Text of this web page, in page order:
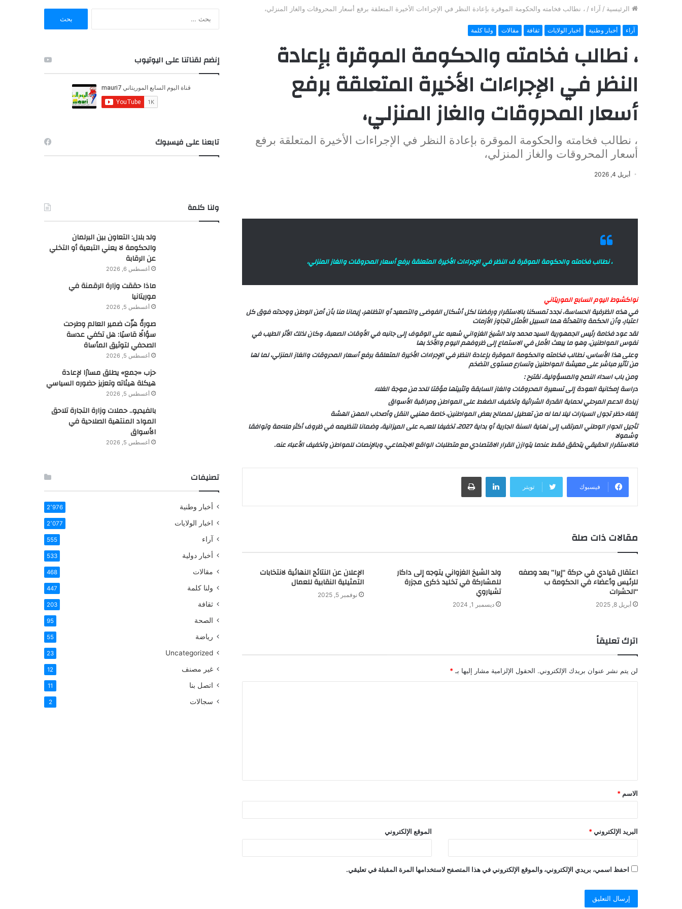
الرئيسية / آراء / ، نطالب فخامته والحكومة الموقرة بإعادة النظر في الإجراءات الأخيرة المتعلقة برفع أسعار المحروقات والغاز المنزلي،
آراء أخبار وطنية اخبار الولايات ثقافة مقالات ولنا كلمة
، نطالب فخامته والحكومة الموقرة بإعادة
النظر في الإجراءات الأخيرة المتعلقة برفع
أسعار المحروقات والغاز المنزلي،
، نطالب فخامته والحكومة الموقرة بإعادة النظر في الإجراءات الأخيرة المتعلقة برفع
أسعار المحروقات والغاز المنزلي،
أبريل 4, 2026
، نطالب فخامته والحكومة الموقرة ف النظر في الإجراءات الأخيرة المتعلقة برفع أسعار المحروقات والغاز المنزلي،
نواكشوط اليوم السابع الموريتاني
في هذه الظرفية الحساسة، نجدد تمسكنا بالاستقرار ورفضنا لكل أشكال الفوضى والتصعيد أو التظاهر، إيمانا منا بأن أمن الوطن ووحدته فوق كل
اعتبار، وأن الحكمة والتهدئة هما السبيل الأمثل لتجاوز الأزمات
لقد عود فخامة رئيس الجمهورية السيد محمد ولد الشيخ الغزواني شعبه على الوقوف إلى جانبه في الأوقات الصعبة، وكان لذلك الأثر الطيب في
نفوس المواطنين، وهو ما يبعث الأمل في الاستماع إلى ظروفهم اليوم والأخذ بها
وعلى هذا الأساس، نطالب فخامته والحكومة الموقرة بإعادة النظر في الإجراءات الأخيرة المتعلقة برفع أسعار المحروقات والغاز المنزلي، لما لها
من تأثير مباشر على معيشة المواطنين وتسارع مستوى التضخم
ومن باب اسداء النصح والمسؤولية، نقترح :
دراسة إمكانية العودة إلى تسعيرة المحروقات والغاز السابقة وتثبيتها مؤقتا للحد من موجة الغلاء
زيادة الدعم المرحلي لحماية القدرة الشرائية وتخفيف الضغط على المواطن ومراقبة الأسواق
إلغاء حظر تجول السيارات ليلا لما له من تعطيل لمصالح بعض المواطنين، خاصة مهنيي النقل وأصحاب المهن الهشة
تأجيل الحوار الوطني المرتقب إلى نهاية السنة الجارية أو بداية 2027، تخفيفا للعبء على الميزانية، وضمانا لتنظيمه في ظروف أكثر ملاءمة وتوافقا
وشمولا
فالاستقرار الحقيقي يتحقق فقط عندما يتوازن القرار الاقتصادي مع متطلبات الواقع الاجتماعي، وبالإنصات للمواطن وتخفيف الأعباء عنه.
فيسبوك تويتر
لينكدإن
مقالات ذات صلة
اعتقال قيادي في حركة “إيرا” بعد وصفه
للرئيس وأعضاء في الحكومة ب
“الحشرات
أبريل 8, 2025
ولد الشيخ الغزواني يتوجه إلى داكار
للمشاركة في تخليد ذكرى مجزرة
تشياروي
ديسمبر 1, 2024
الإعلان عن النتائج النهائية لانتخابات
التمثيلية النقابية للعمال
نوفمبر 5, 2025
اترك تعليقاً
لن يتم نشر عنوان بريدك الإلكتروني. الحقول الإلزامية مشار إليها بـ *
ق
*
الاسم *
البريد الإلكتروني * الموقع الإلكتروني
احفظ اسمي، بريدي الإلكتروني، والموقع الإلكتروني في هذا المتصفح لاستخدامها المرة المقبلة في تعليقي.
:
إنضم لقناتنا على اليوتيوب
تابعنا على فيسبوك
ولنا كلمة
ولد بلال: التعاون بين البرلمان
والحكومة لا يعني التبعية أو التخلي
عن الرقابة
أغسطس 6, 2026
ماذا حققت وزارة الرقمنة في
موريتانيا
أغسطس 5, 2026
صورةٌ هزّت ضمير العالم وطرحت
سؤالًا قاسيًا: هل تكفي عدسة
الصحفي لتوثيق المأساة
أغسطس 5, 2026
حزب «جمع» يطلق مسارًا لإعادة
هيكلة هيئاته وتعزيز حضوره السياسي
أغسطس 5, 2026
بالفيديو.. حملات وزارة التجارة تلاحق
المواد المنتهية الصلاحية في
الأسواق
أغسطس 5, 2026
تصنيفات
أخبار وطنية 2٬976
اخبار الولايات 2٬077
آراء 555
أخبار دولية 533
مقالات 468
ولنا كلمة 447
ثقافة 203
الصحة 95
رياضة 55
Uncategorized
23
غير مصنف 12
اتصل بنا 11
سجالات 2